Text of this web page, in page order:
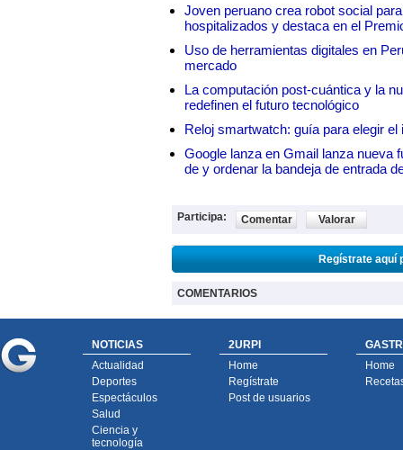
Joven peruano crea robot social
hospitalizados y destaca en el
Uso de herramientas digitales en
mercado
La computación post-cuántica y la
redefinen el futuro tecnológico
Reloj smartwatch: guía para elegir el
Google lanza en Gmail lanza nueva
de y ordenar la bandeja de entrada
Participa: Comentar Valorar
Regístrate aquí
COMENTARIOS
NOTICIAS
Actualidad
Deportes
Espectáculos
Salud
Ciencia y
tecnología
2URPI
Home
Regístrate
Post de usuarios
Home